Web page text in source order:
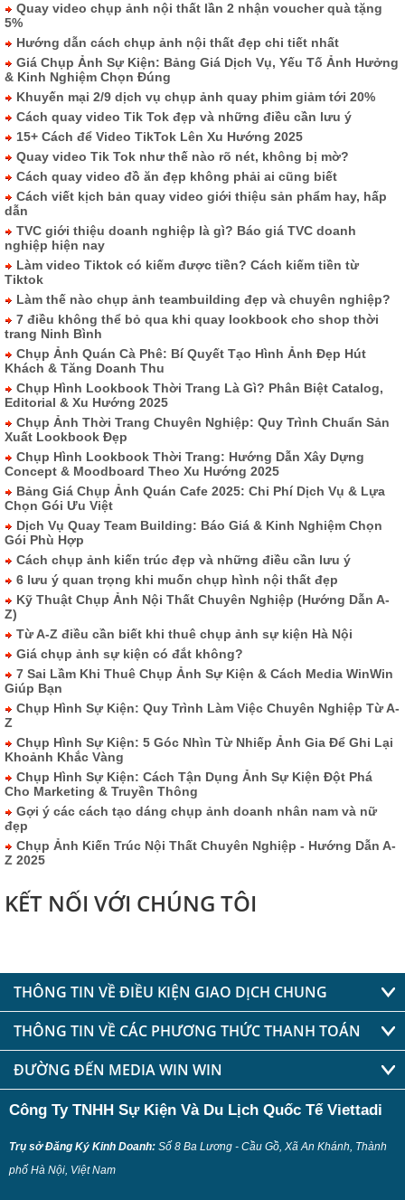
Quay video chụp ảnh nội thất lần 2 nhận voucher quà tặng
5%
Hướng dẫn cách chụp ảnh nội thất đẹp chi tiết nhất
Giá Chụp Ảnh Sự Kiện: Bảng Giá Dịch Vụ, Yếu Tố Ảnh Hưởng
& Kinh Nghiệm Chọn Đúng
Khuyến mại 2/9 dịch vụ chụp ảnh quay phim giảm tới 20%
Cách quay video Tik Tok đẹp và những điều cần lưu ý
15+ Cách để Video TikTok Lên Xu Hướng 2025
Quay video Tik Tok như thế nào rõ nét, không bị mờ?
Cách quay video đồ ăn đẹp không phải ai cũng biết
Cách viết kịch bản quay video giới thiệu sản phẩm hay, hấp
dẫn
TVC giới thiệu doanh nghiệp là gì? Báo giá TVC doanh
nghiệp hiện nay
Làm video Tiktok có kiếm được tiền? Cách kiếm tiền từ
Tiktok
Làm thế nào chụp ảnh teambuilding đẹp và chuyên nghiệp?
7 điều không thể bỏ qua khi quay lookbook cho shop thời
trang Ninh Bình
Chụp Ảnh Quán Cà Phê: Bí Quyết Tạo Hình Ảnh Đẹp Hút
Khách & Tăng Doanh Thu
Chụp Hình Lookbook Thời Trang Là Gì? Phân Biệt Catalog,
Editorial & Xu Hướng 2025
Chụp Ảnh Thời Trang Chuyên Nghiệp: Quy Trình Chuẩn Sản
Xuất Lookbook Đẹp
Chụp Hình Lookbook Thời Trang: Hướng Dẫn Xây Dựng
Concept & Moodboard Theo Xu Hướng 2025
Bảng Giá Chụp Ảnh Quán Cafe 2025: Chi Phí Dịch Vụ & Lựa
Chọn Gói Ưu Việt
Dịch Vụ Quay Team Building: Báo Giá & Kinh Nghiệm Chọn
Gói Phù Hợp
Cách chụp ảnh kiến trúc đẹp và những điều cần lưu ý
6 lưu ý quan trọng khi muốn chụp hình nội thất đẹp
Kỹ Thuật Chụp Ảnh Nội Thất Chuyên Nghiệp (Hướng Dẫn A-
Z)
Từ A-Z điều cần biết khi thuê chụp ảnh sự kiện Hà Nội
Giá chụp ảnh sự kiện có đắt không?
7 Sai Lầm Khi Thuê Chụp Ảnh Sự Kiện & Cách Media WinWin
Giúp Bạn
Chụp Hình Sự Kiện: Quy Trình Làm Việc Chuyên Nghiệp Từ A-
Z
Chụp Hình Sự Kiện: 5 Góc Nhìn Từ Nhiếp Ảnh Gia Để Ghi Lại
Khoảnh Khắc Vàng
Chụp Hình Sự Kiện: Cách Tận Dụng Ảnh Sự Kiện Đột Phá
Cho Marketing & Truyền Thông
Gợi ý các cách tạo dáng chụp ảnh doanh nhân nam và nữ
đẹp
Chụp Ảnh Kiến Trúc Nội Thất Chuyên Nghiệp - Hướng Dẫn A-
Z 2025
KẾT NỐI VỚI CHÚNG TÔI
THÔNG TIN VỀ ĐIỀU KIỆN GIAO DỊCH CHUNG
THÔNG TIN VỀ CÁC PHƯƠNG THỨC THANH TOÁN
ĐƯỜNG ĐẾN MEDIA WIN WIN
Công Ty TNHH Sự Kiện Và Du Lịch Quốc Tế Viettadi
Trụ sở Đăng Ký Kinh Doanh: Số 8 Ba Lương - Cầu Gồ, Xã An Khánh, Thành
phố Hà Nội, Việt Nam